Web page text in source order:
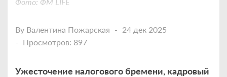
By Валентина Пожарская
24 дек 2025
Просмотров: 897
Ужесточение налогового бремени, кадровый